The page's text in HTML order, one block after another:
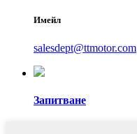
Имейл
salesdept@ttmotor.com
Запитване